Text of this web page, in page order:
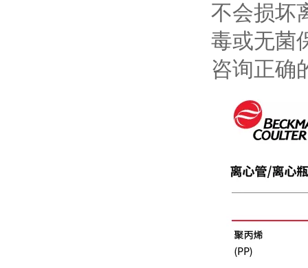
不会损坏
毒或无菌
咨询正确